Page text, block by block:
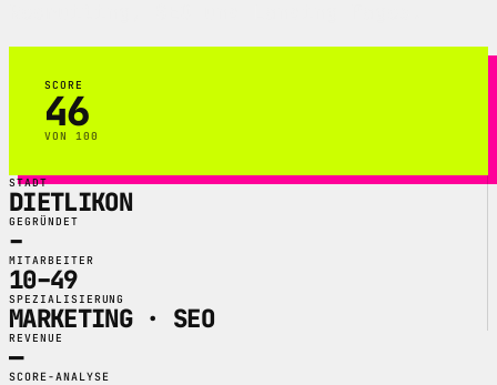
SCORE
46
VON 100
STADT
DIETLIKON
GEGRÜNDET
–
MITARBEITER
10–49
SPEZIALISIERUNG
MARKETING · SEO
REVENUE
—
SCORE-ANALYSE